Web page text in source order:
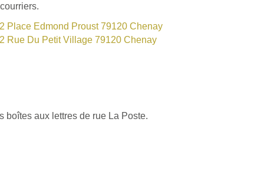
2 Place Edmond Proust 79120 Chenay
2 Rue Du Petit Village 79120 Chenay
boîtes aux lettres de rue La Poste.